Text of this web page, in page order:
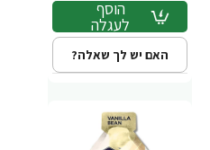
הוסף
לעגלה
האם יש לך שאלה?